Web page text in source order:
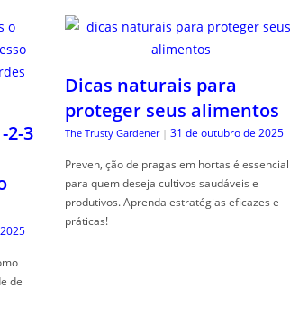
2-3
de
Dicas naturais para
proteger seus alimentos
The Trusty Gardener | 31 de outubro de 2025
Preven, ção de pragas em hortas é essencial
para quem deseja cultivos saudáveis e
produtivos. Aprenda estratégias eficazes e
práticas!